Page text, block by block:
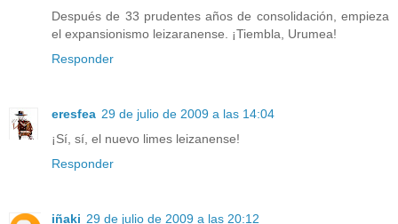
Después de 33 prudentes años de consolidación, empieza
el expansionismo leizaranense. ¡Tiembla, Urumea!
Responder
eresfea 29 de julio de 2009 a las 14:04
¡Sí, sí, el nuevo limes leizanense!
Responder
iñaki 29 de julio de 2009 a las 20:12